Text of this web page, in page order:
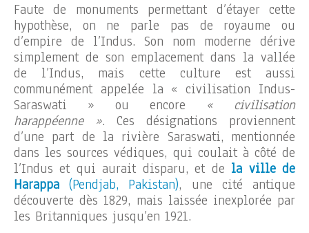
Faute de monuments permettant d’étayer cette
hypothèse, on ne parle pas de royaume ou
d’empire de l’Indus. Son nom moderne dérive
simplement de son emplacement dans la vallée
de l’Indus, mais cette culture est aussi
communément appelée la « civilisation Indus-
Saraswati » ou encore « civilisation
harappéenne ». Ces désignations proviennent
d’une part de la rivière Saraswati, mentionnée
dans les sources védiques, qui coulait à côté de
l’Indus et qui aurait disparu, et de la ville de
Harappa (Pendjab, Pakistan), une cité antique
découverte dès 1829, mais laissée inexplorée par
les Britanniques jusqu’en 1921.